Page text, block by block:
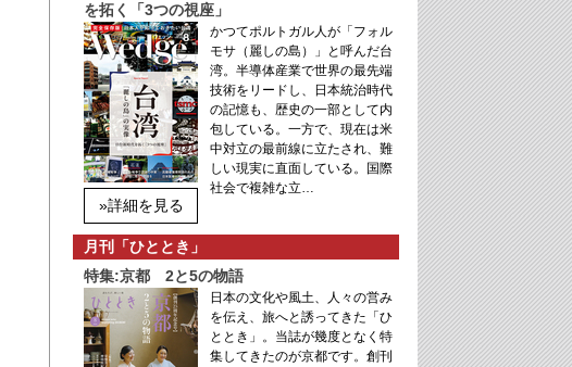
を拓く「3つの視座」
»詳細を見る
かつてポルトガル人が「フォル
モサ（麗しの島）」と呼んだ台
湾。半導体産業で世界の最先端
技術をリードし、日本統治時代
の記憶も、歴史の一部として内
包している。一方で、現在は米
中対立の最前線に立たされ、難
しい現実に直面している。国際
社会で複雑な立…
月刊「ひととき」
特集:京都 2と5の物語
日本の文化や風土、人々の営み
を伝え、旅へと誘ってきた「ひ
ととき」。当誌が幾度となく特
集してきたのが京都です。創刊